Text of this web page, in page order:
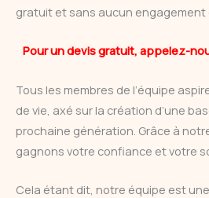
gratuit et sans aucun engagement
Pour un devis gratuit, appelez-
Tous les membres de l’équipe
de vie, axé sur la création d’une
prochaine génération. Grâce à
gagnons votre confiance et votre
Cela étant dit, notre équipe est